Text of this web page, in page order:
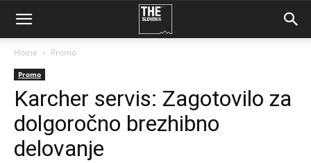
Home Promo
Promo
Karcher servis: Zagotovilo za
dolgoročno brezhibno
delovanje